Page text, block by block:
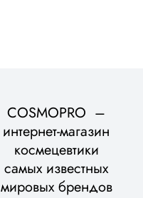
COSMOPRO –
интернет-магазин
космецевтики
самых известных
мировых брендов